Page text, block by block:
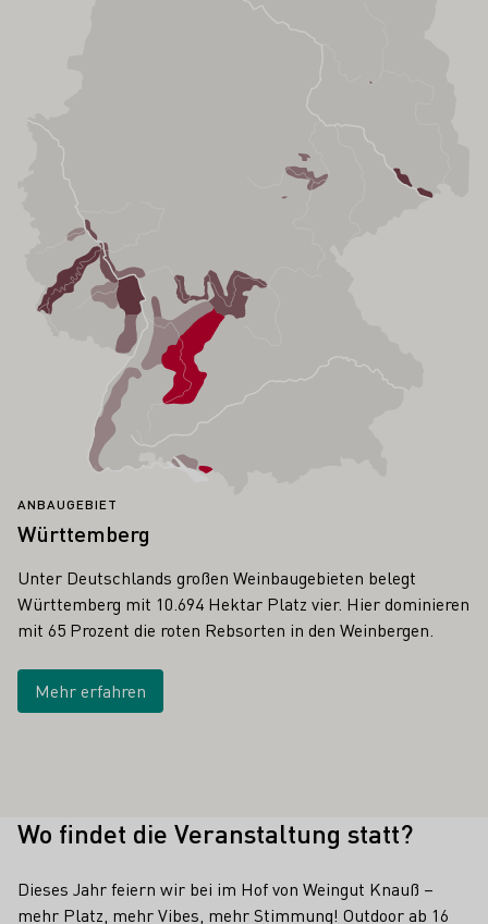
ANBAUGEBIET
Württemberg
Unter Deutschlands großen Weinbaugebieten belegt
Württemberg mit 10.694 Hektar Platz vier. Hier dominieren
mit 65 Prozent die roten Rebsorten in den Weinbergen.
Mehr erfahren
Wo findet die Veranstaltung statt?
Dieses Jahr feiern wir bei im Hof von Weingut Knauß –
mehr Platz, mehr Vibes, mehr Stimmung! Outdoor ab 16